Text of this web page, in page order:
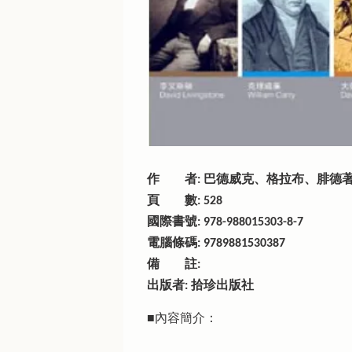
作 者: 巴德威克、格拉布、腓德
頁 數: 528
國際書號: 978-988015303-8-7
電腦條碼: 9789881530387
備 註:
出版者: 拾珍出版社
■內容簡介：